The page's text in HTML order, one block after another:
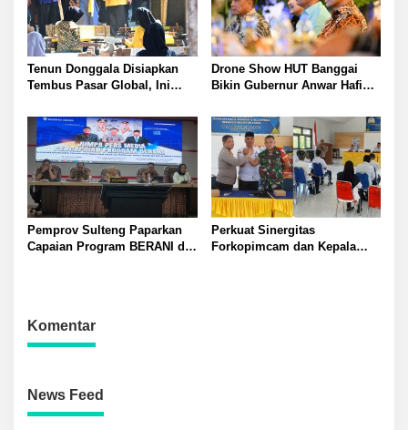
Tenun Donggala Disiapkan
Tembus Pasar Global, Ini
Pemprov Sulteng
Drone Show HUT Banggai
Bikin Gubernur Anwar Hafid
Pemprov Sulteng Paparkan
Capaian Program BERANI di
Perkuat Sinergitas
Forkopimcam dan Kepala
Komentar
News Feed